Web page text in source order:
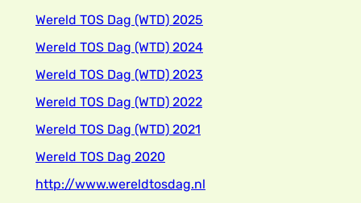
Wereld TOS Dag (WTD) 2025
Wereld TOS Dag (WTD) 2024
Wereld TOS Dag (WTD) 2023
Wereld TOS Dag (WTD) 2022
Wereld TOS Dag (WTD) 2021
Wereld TOS Dag 2020
http://www.wereldtosdag.nl